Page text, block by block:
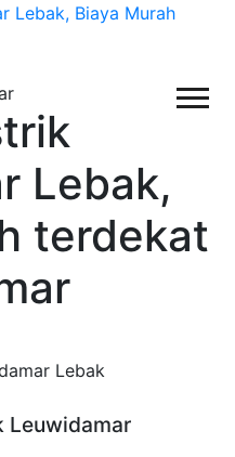
Lebak,
terdekat
Lebak
Leuwidamar